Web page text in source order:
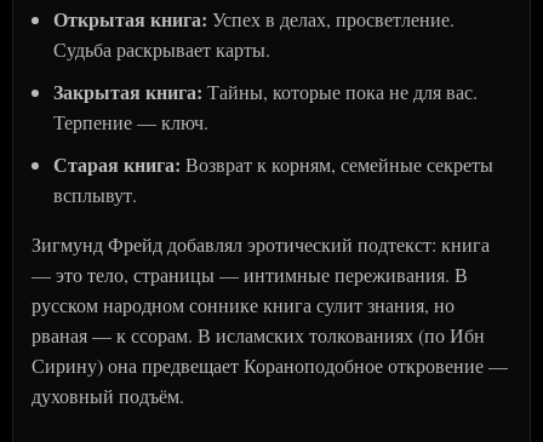
Открытая книга: Успех в делах, просветление.
Судьба раскрывает карты.
Закрытая книга: Тайны, которые пока не для вас.
Терпение — ключ.
Старая книга: Возврат к корням, семейные секреты
всплывут.
Зигмунд Фрейд добавлял эротический подтекст: книга
— это тело, страницы — интимные переживания. В
русском народном соннике книга сулит знания, но
рваная — к ссорам. В исламских толкованиях (по Ибн
Сирину) она предвещает Кораноподобное откровение —
духовный подъём.